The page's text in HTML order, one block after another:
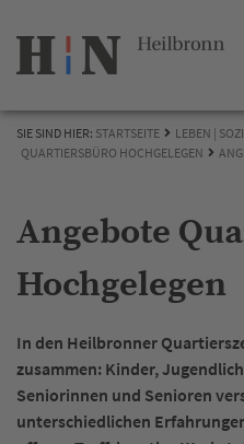
SIE SIND HIER: STARTSEITE LEBEN |
QUARTIERSBÜRO HOCHGELEGEN
Angebote
Hochgelegen
In den Heilbronner
zusammen: Kinder,
Seniorinnen und Senioren
unterschiedlichen